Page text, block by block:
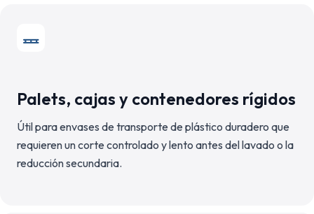
Palets, cajas y contenedores rígidos
Útil para envases de transporte de plástico duradero que
requieren un corte controlado y lento antes del lavado o la
reducción secundaria.